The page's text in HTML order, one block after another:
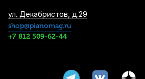
ул. Декабристов, д.29
shop@pianomag.ru
+7 812 509-62-44